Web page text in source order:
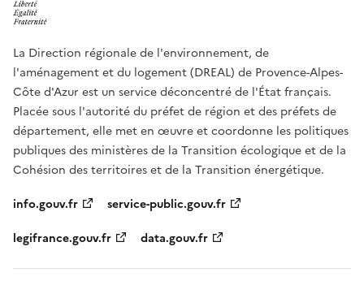
La Direction régionale de l'environnement, de
l'aménagement et du logement (DREAL) de Provence-Alpes-
Côte d'Azur est un service déconcentré de l'État français.
Placée sous l'autorité du préfet de région et des préfets de
département, elle met en œuvre et coordonne les politiques
publiques des ministères de la Transition écologique et de la
Cohésion des territoires et de la Transition énergétique.
info.gouv.fr
service-public.gouv.fr
legifrance.gouv.fr
data.gouv.fr